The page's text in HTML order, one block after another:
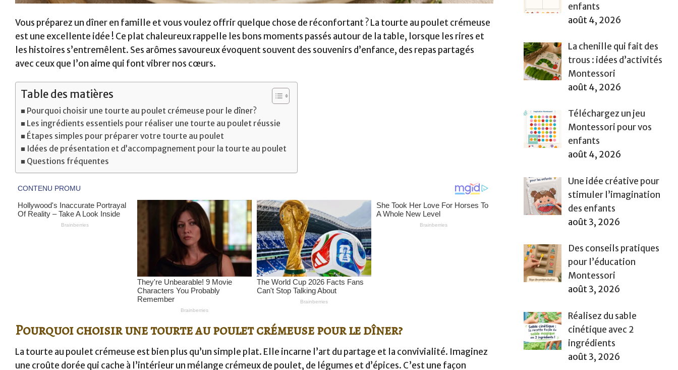
Vous préparez un dîner en famille et vous voulez offrir quelque chose de réconfortant ? La tourte au poulet crémeuse
est une excellente idée ! Ce plat chaleureux rappelle les bons moments passés autour de la table, lorsque les rires et
les histoires s’entremêlent. Ses arômes savoureux évoquent souvent des souvenirs d’enfance, des repas partagés
avec ceux que l’on aime qui font vibrer nos cœurs.
Table des matières
Pourquoi choisir une tourte au poulet crémeuse pour le dîner?
Les ingrédients essentiels pour réaliser une tourte au poulet réussie
Étapes simples pour préparer votre tourte au poulet
Idées de présentation et d’accompagnement pour la tourte au poulet
Questions fréquentes
Pourquoi choisir une tourte au poulet crémeuse pour le dîner?
La tourte au poulet crémeuse est bien plus qu’un simple plat. Elle incarne l’art du partage et la convivialité. Imaginez
une croûte dorée qui cache à l’intérieur un mélange crémeux de poulet, de légumes et d’épices. C’est une façon
enfants
août 4, 2026
La chenille qui fait des
trous : idées d’activités
Montessori
août 4, 2026
Téléchargez un jeu
Montessori pour vos
enfants
août 4, 2026
Une idée créative pour
stimuler l’imagination
des enfants
août 3, 2026
Des conseils pratiques
pour l’éducation
Montessori
août 3, 2026
Réalisez du sable
cinétique avec 2
ingrédients
août 3, 2026